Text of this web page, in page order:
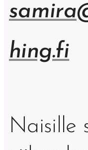
hing.fi
Naisille